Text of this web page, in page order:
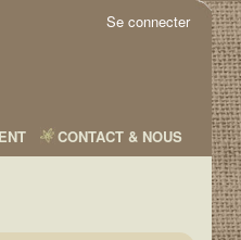
Se connecter
CONTACT & NOUS